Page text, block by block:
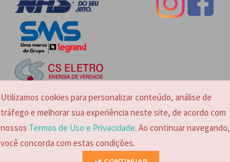
Utilizamos cookies para personalizar conteúdo, análise de
tráfego e melhorar sua experiência neste site, de acordo com
nossos Termos de Uso e Privacidade. Ao continuar navegando,
você concorda com estas condições.